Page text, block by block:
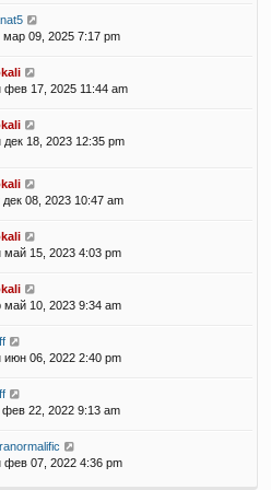
мар 09, 2025 7:17 pm
фев 17, 2025 11:44 am
дек 18, 2023 12:35 pm
дек 08, 2023 10:47 am
май 15, 2023 4:03 pm
май 10, 2023 9:34 am
июн 06, 2022 2:40 pm
фев 22, 2022 9:13 am
фев 07, 2022 4:36 pm